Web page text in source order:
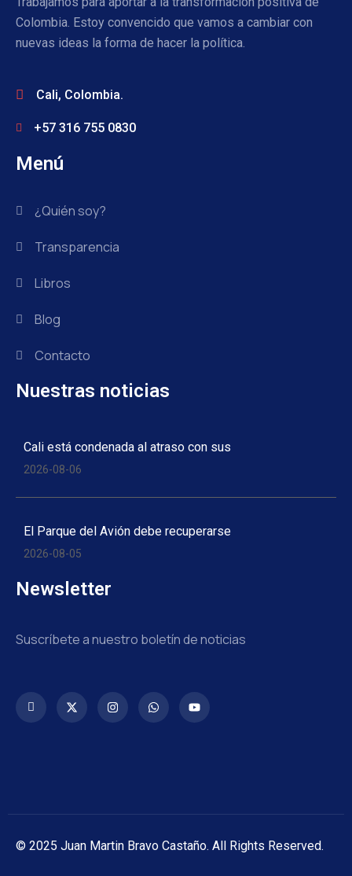
Colombia. Estoy convencido que vamos a cambiar con
nuevas ideas la forma de hacer la política.
Cali, Colombia.
+57 316 755 0830
Menú
¿Quién soy?
Transparencia
Libros
Blog
Contacto
Nuestras noticias
Cali está condenada al atraso con sus
2026-08-06
El Parque del Avión debe recuperarse
2026-08-05
Newsletter
Suscríbete a nuestro boletín de noticias
© 2025 Juan Martin Bravo Castaño. All Rights Reserved.